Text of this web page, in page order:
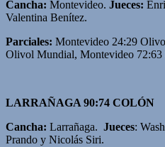
Cancha: Montevideo. Jueces:
Valentina Benítez.
Parciales: Montevideo 24:29
Olivol Mundial, Montevideo
LARRAÑAGA 90:74 COLÓN
Cancha: Larrañaga. Jueces:
Prando y Nicolás Siri.